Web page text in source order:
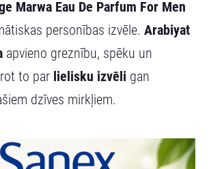
Marwa Eau De Parfum For Men
personības izvēle. Arabiyat
apvieno greznību, spēku un
to par lielisku izvēli gan
dzīves mirkļiem.